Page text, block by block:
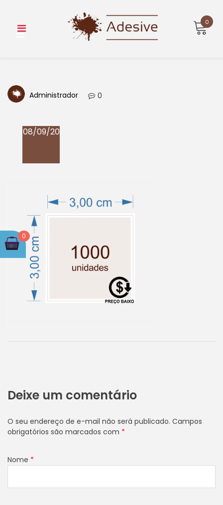
content
0
Administrador 0
08/09/20
Deixe um comentário
O seu endereço de e-mail não será publicado. Campos
obrigatórios são marcados com *
Nome *
0